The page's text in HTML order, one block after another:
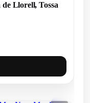
Llorell, Tossa